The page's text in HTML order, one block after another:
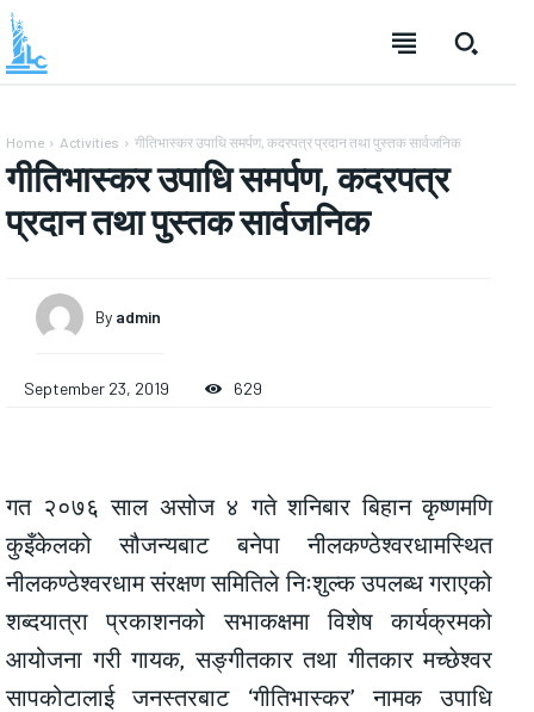
Home Activities गीतिभास्कर उपाधि समर्पण, कदरपत्र प्रदान तथा पुस्तक सार्वजनिक
गीतिभास्कर उपाधि समर्पण, कदरपत्र
प्रदान तथा पुस्तक सार्वजनिक
By admin
September 23, 2019 629
गत २०७६ साल असोज ४ गते शनिबार बिहान कृष्णमणि
कुइँकेलको सौजन्यबाट बनेपा नीलकण्ठेश्वरधामस्थित
नीलकण्ठेश्वरधाम संरक्षण समितिले निःशुल्क उपलब्ध गराएको
शब्दयात्रा प्रकाशनको सभाकक्षमा विशेष कार्यक्रमको
आयोजना गरी गायक, सङ्गीतकार तथा गीतकार मच्छेश्वर
सापकोटालाई जनस्तरबाट ‘गीतिभास्कर’ नामक उपाधि